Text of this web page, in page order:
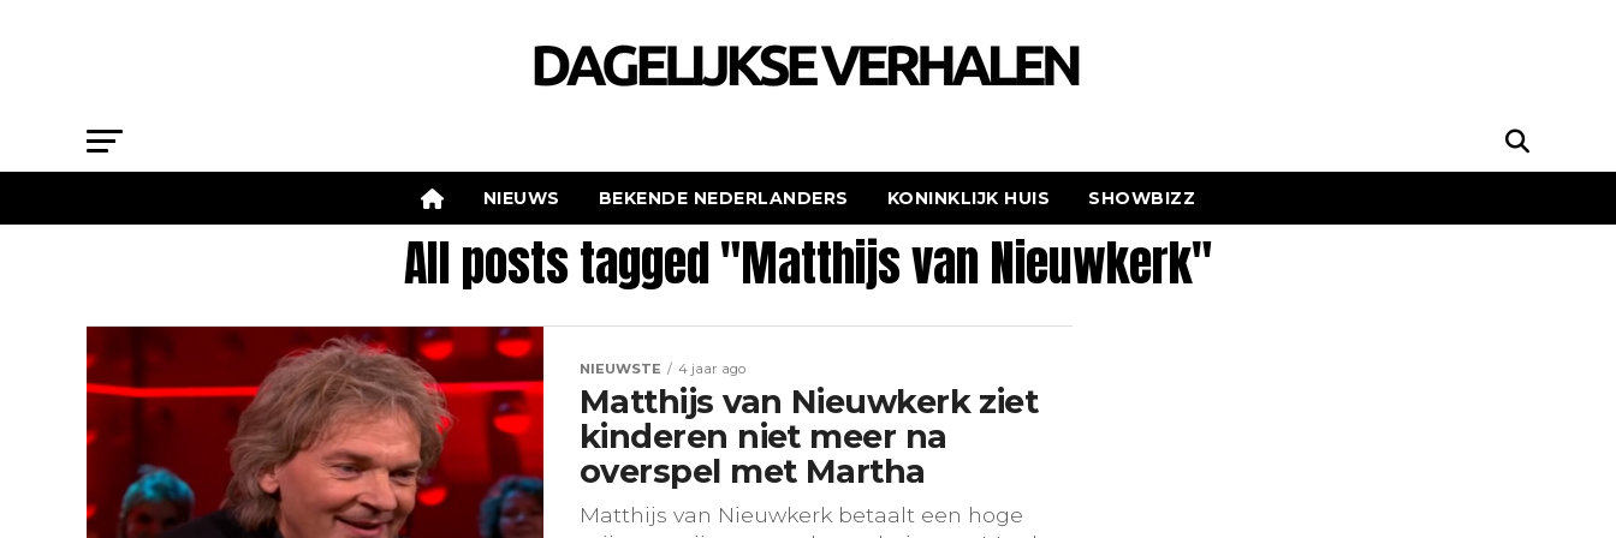
NIEUWS BEKENDE NEDERLANDERS KONINKLIJK HUIS SHOWBIZZ
All posts tagged "Matthijs van Nieuwkerk"
NIEUWSTE 4 jaar ago
Matthijs van Nieuwkerk ziet
kinderen niet meer na
overspel met Martha
Matthijs van Nieuwkerk betaalt een hoge